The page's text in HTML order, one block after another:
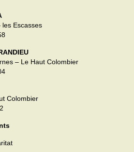
les Escasses
– Le Haut Colombier
Colombier